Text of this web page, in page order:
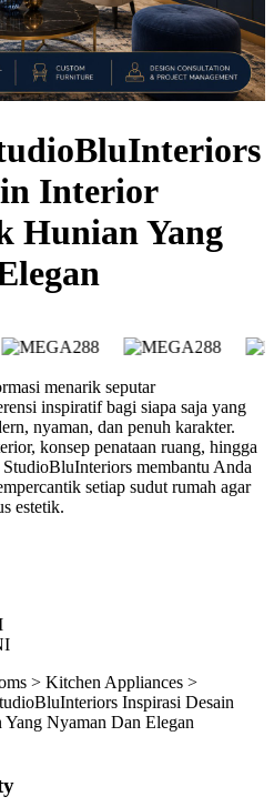
Interior
Hunian Yang
menarik seputar
inspiratif bagi siapa saja yang
nyaman, dan penuh karakter.
konsep penataan ruang, hingga
membantu Anda
setiap sudut rumah agar
estetik.
> Kitchen Appliances >
Inspirasi Desain
Nyaman Dan Elegan